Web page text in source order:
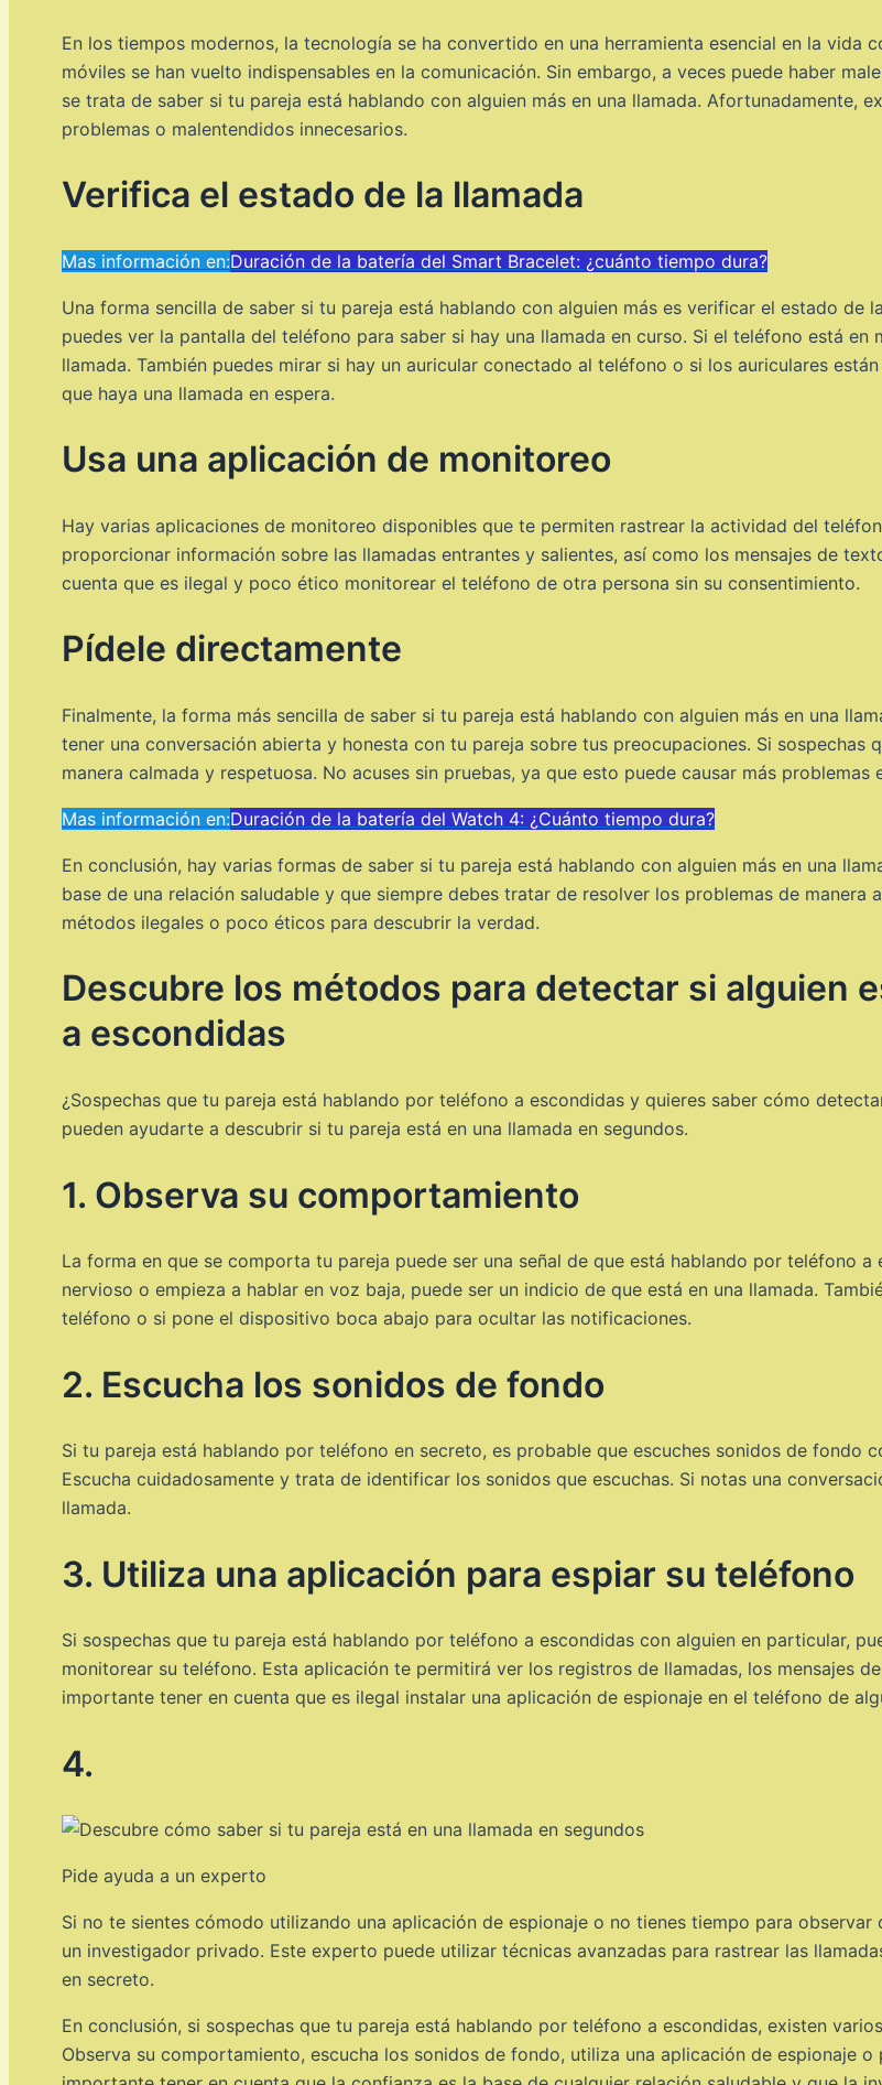
En los tiempos modernos, la tecnología se ha convertido en una herramienta esencial en la vida
móviles se han vuelto indispensables en la comunicación. Sin embargo, a veces puede haber
se trata de saber si tu pareja está hablando con alguien más en una llamada. Afortunadamente,
problemas o malentendidos innecesarios.
Verifica el estado de la llamada
Mas información en:Duración de la batería del Smart Bracelet: ¿cuánto tiempo dura?
Una forma sencilla de saber si tu pareja está hablando con alguien más es verificar el estado de
puedes ver la pantalla del teléfono para saber si hay una llamada en curso. Si el teléfono está
llamada. También puedes mirar si hay un auricular conectado al teléfono o si los auriculares
que haya una llamada en espera.
Usa una aplicación de monitoreo
Hay varias aplicaciones de monitoreo disponibles que te permiten rastrear la actividad del
proporcionar información sobre las llamadas entrantes y salientes, así como los mensajes de
cuenta que es ilegal y poco ético monitorear el teléfono de otra persona sin su consentimiento.
Pídele directamente
Finalmente, la forma más sencilla de saber si tu pareja está hablando con alguien más en una
tener una conversación abierta y honesta con tu pareja sobre tus preocupaciones. Si sospechas
manera calmada y respetuosa. No acuses sin pruebas, ya que esto puede causar más problemas
Mas información en:Duración de la batería del Watch 4: ¿Cuánto tiempo dura?
En conclusión, hay varias formas de saber si tu pareja está hablando con alguien más en una
base de una relación saludable y que siempre debes tratar de resolver los problemas de manera
métodos ilegales o poco éticos para descubrir la verdad.
Descubre los métodos para detectar si alguien
a escondidas
¿Sospechas que tu pareja está hablando por teléfono a escondidas y quieres saber cómo
pueden ayudarte a descubrir si tu pareja está en una llamada en segundos.
1. Observa su comportamiento
La forma en que se comporta tu pareja puede ser una señal de que está hablando por teléfono
nervioso o empieza a hablar en voz baja, puede ser un indicio de que está en una llamada.
teléfono o si pone el dispositivo boca abajo para ocultar las notificaciones.
2. Escucha los sonidos de fondo
Si tu pareja está hablando por teléfono en secreto, es probable que escuches sonidos de fondo
Escucha cuidadosamente y trata de identificar los sonidos que escuchas. Si notas una
llamada.
3. Utiliza una aplicación para espiar su teléfono
Si sospechas que tu pareja está hablando por teléfono a escondidas con alguien en particular,
monitorear su teléfono. Esta aplicación te permitirá ver los registros de llamadas, los mensajes
importante tener en cuenta que es ilegal instalar una aplicación de espionaje en el teléfono de
4.
Pide ayuda a un experto
Si no te sientes cómodo utilizando una aplicación de espionaje o no tienes tiempo para
un investigador privado. Este experto puede utilizar técnicas avanzadas para rastrear las
en secreto.
En conclusión, si sospechas que tu pareja está hablando por teléfono a escondidas, existen
Observa su comportamiento, escucha los sonidos de fondo, utiliza una aplicación de espionaje